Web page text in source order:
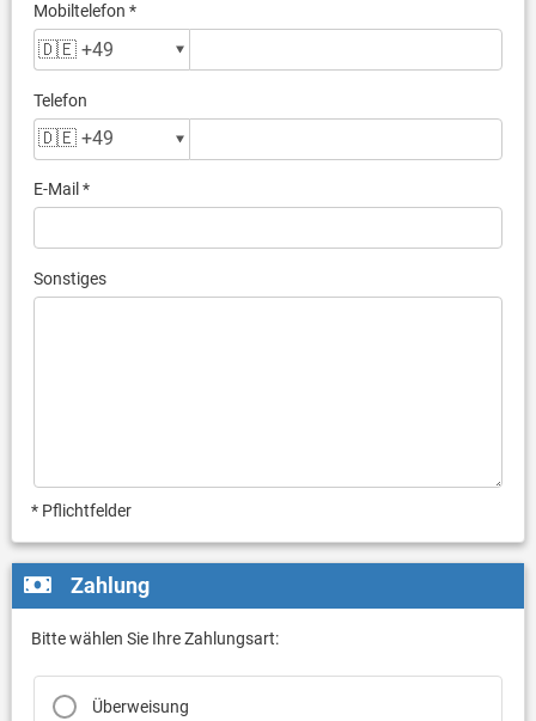
Mobiltelefon *
Telefon
E-Mail *
Sonstiges
* Pflichtfelder
Zahlung
Bitte wählen Sie Ihre Zahlungsart:
Überweisung